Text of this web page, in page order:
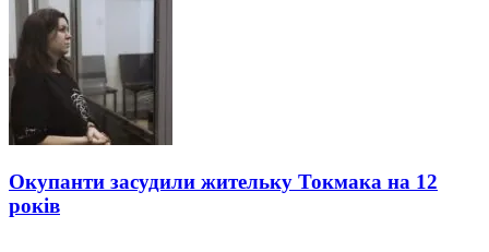
Окупанти засудили жительку Токмака на 12
років